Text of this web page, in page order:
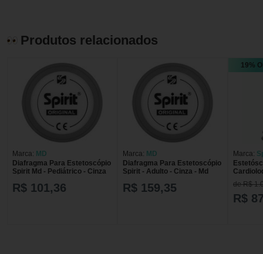
Produtos relacionados
Marca: MD
Diafragma Para Estetoscópio
Spirit Md - Pediátrico - Cinza
R$ 101,36
Marca: MD
Diafragma Para Estetoscópio
Spirit - Adulto - Cinza - Md
R$ 159,35
19%
Marca:
com
de R$
R$